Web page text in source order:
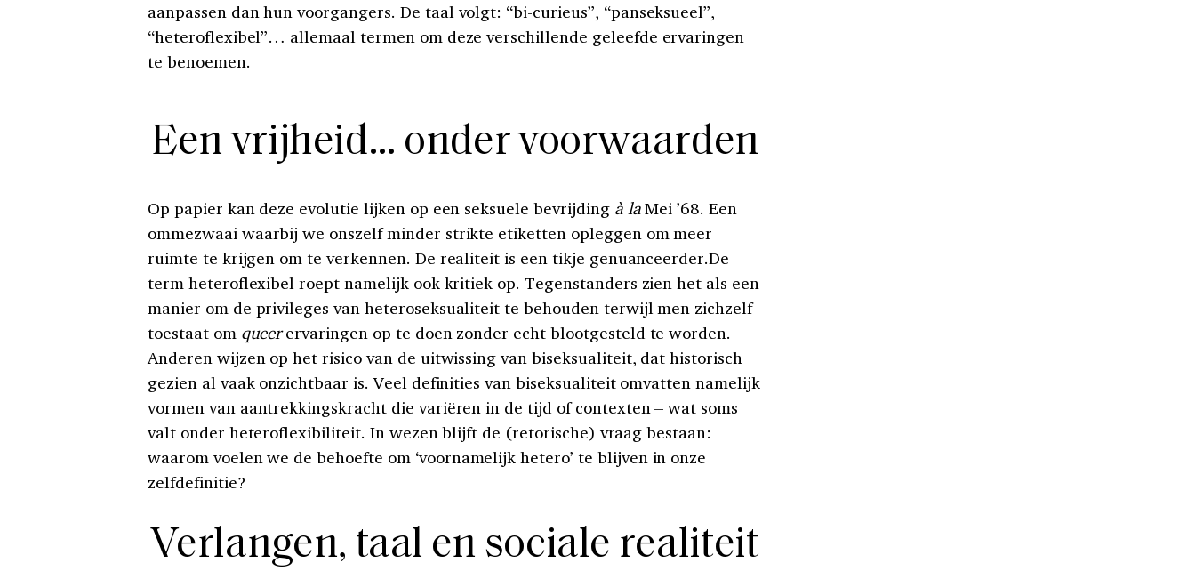
aanpassen dan hun voorgangers. De taal volgt: “bi-curieus”, “panseksueel”,
“heteroflexibel”… allemaal termen om deze verschillende geleefde ervaringen
te benoemen.
Een vrijheid… onder voorwaarden
Op papier kan deze evolutie lijken op een seksuele bevrijding à laMei ’68. Een
ommezwaai waarbij we onszelf minder strikte etiketten opleggen om meer
ruimte te krijgen om te verkennen. De realiteit is een tikje genuanceerder.De
term heteroflexibel roept namelijk ook kritiek op. Tegenstanders zien het als een
manier om de privileges van heteroseksualiteit te behouden terwijl men zichzelf
toestaat om queerervaringen op te doen zonder echt blootgesteld te worden.
Anderen wijzen op het risico van de uitwissing van biseksualiteit, dat historisch
gezien al vaak onzichtbaar is. Veel definities van biseksualiteit omvatten namelijk
vormen van aantrekkingskracht die variëren in de tijd of contexten – wat soms
valt onder heteroflexibiliteit. In wezen blijft de (retorische) vraag bestaan:
waarom voelen we de behoefte om ‘voornamelijk hetero’ te blijven in onze
zelfdefinitie?
Verlangen, taal en sociale realiteit